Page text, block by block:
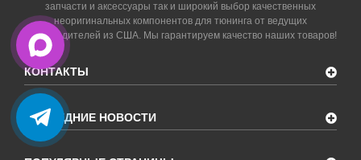
запчасти и аксессуары так и широкий выбор качественных
неоригинальных компонентов для тюнинга от ведущих
производителей из США. Мы гарантируем качество наших товаров!
КОНТАКТЫ
ПОСЛЕДНИЕ НОВОСТИ